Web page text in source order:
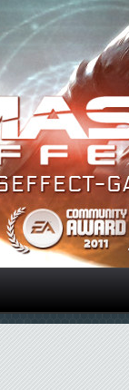
Direkt zum Inhalt